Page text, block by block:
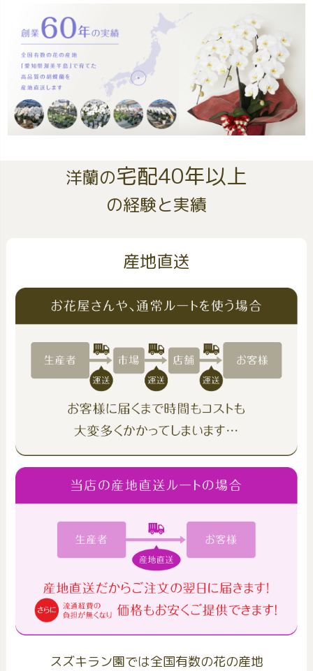
洋蘭の宅配40年以上
の経験と実績
産地直送
スズキラン園では全国有数の花の産地